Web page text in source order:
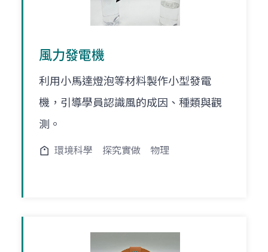
風力發電機
利用小馬達燈泡等材料製作小型發電
機，引導學員認識風的成因、種類與觀
測。
環境科學 探究實做 物理